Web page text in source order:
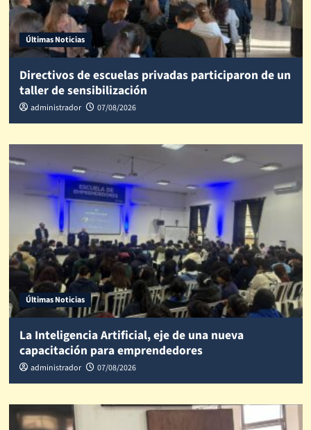
Últimas Noticias
Directivos de escuelas privadas participaron de un
taller de sensibilización
administrador 07/08/2026
Últimas Noticias
La Inteligencia Artificial, eje de una nueva
capacitación para emprendedores
administrador 07/08/2026